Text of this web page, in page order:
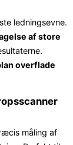
ledningsevne.
af store
overflade